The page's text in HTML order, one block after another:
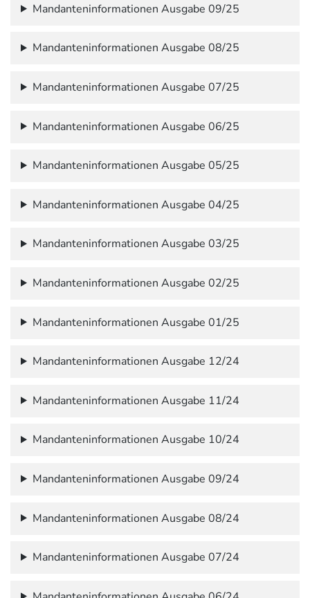
Mandanteninformationen Ausgabe 09/25
Mandanteninformationen Ausgabe 08/25
Mandanteninformationen Ausgabe 07/25
Mandanteninformationen Ausgabe 06/25
Mandanteninformationen Ausgabe 05/25
Mandanteninformationen Ausgabe 04/25
Mandanteninformationen Ausgabe 03/25
Mandanteninformationen Ausgabe 02/25
Mandanteninformationen Ausgabe 01/25
Mandanteninformationen Ausgabe 12/24
Mandanteninformationen Ausgabe 11/24
Mandanteninformationen Ausgabe 10/24
Mandanteninformationen Ausgabe 09/24
Mandanteninformationen Ausgabe 08/24
Mandanteninformationen Ausgabe 07/24